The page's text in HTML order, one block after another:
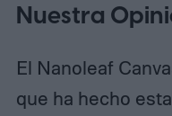
Nuestra
El Nanoleaf
que ha hecho